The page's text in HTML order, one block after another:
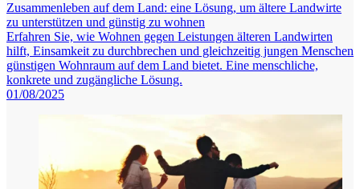
Zusammenleben auf dem Land: eine Lösung, um ältere Landwirte
zu unterstützen und günstig zu wohnen
Erfahren Sie, wie Wohnen gegen Leistungen älteren Landwirten
hilft, Einsamkeit zu durchbrechen und gleichzeitig jungen Menschen
günstigen Wohnraum auf dem Land bietet. Eine menschliche,
konkrete und zugängliche Lösung.
01/08/2025